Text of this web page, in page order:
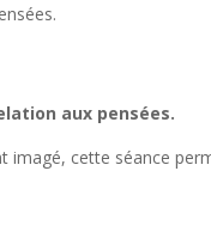
aux pensées.
cette séance